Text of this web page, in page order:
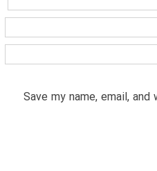
Save my name, email,